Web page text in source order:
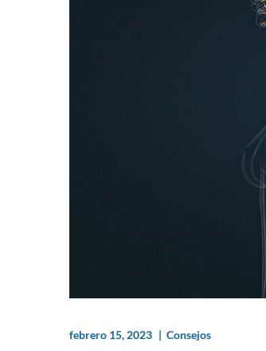
febrero 15, 2023 Consejos